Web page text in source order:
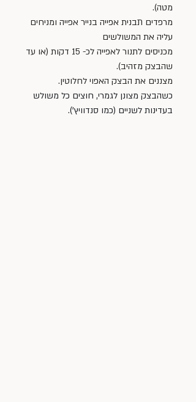
מטה).
מרפדים תבנית אפייה בנייר אפייה ומניחים
עליה את המשולשים
מכניסים לתנור לאפייה לכ- 15 דקות (או עד
שהבצק מזהיב).
מצננים את הבצק האפוי לחלוטין.
כשהבצק מצונן לגמרי, חוצים כל משולש
בעדינות לשניים (כמו סנדוויץ').